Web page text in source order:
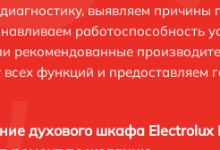
выявляем причины
работоспособность
рекомендованные
функций и предоставляем
духового шкафа Electrolux